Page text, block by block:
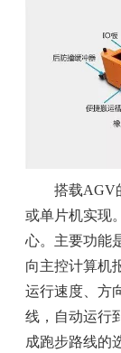
搭载AGV
或单片机实现
心。主要功能
向主控计算机
运行速度、方
线，自动运行
成跑步路线的